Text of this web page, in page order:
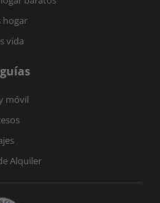
hogar
vida
móvil
Alquiler